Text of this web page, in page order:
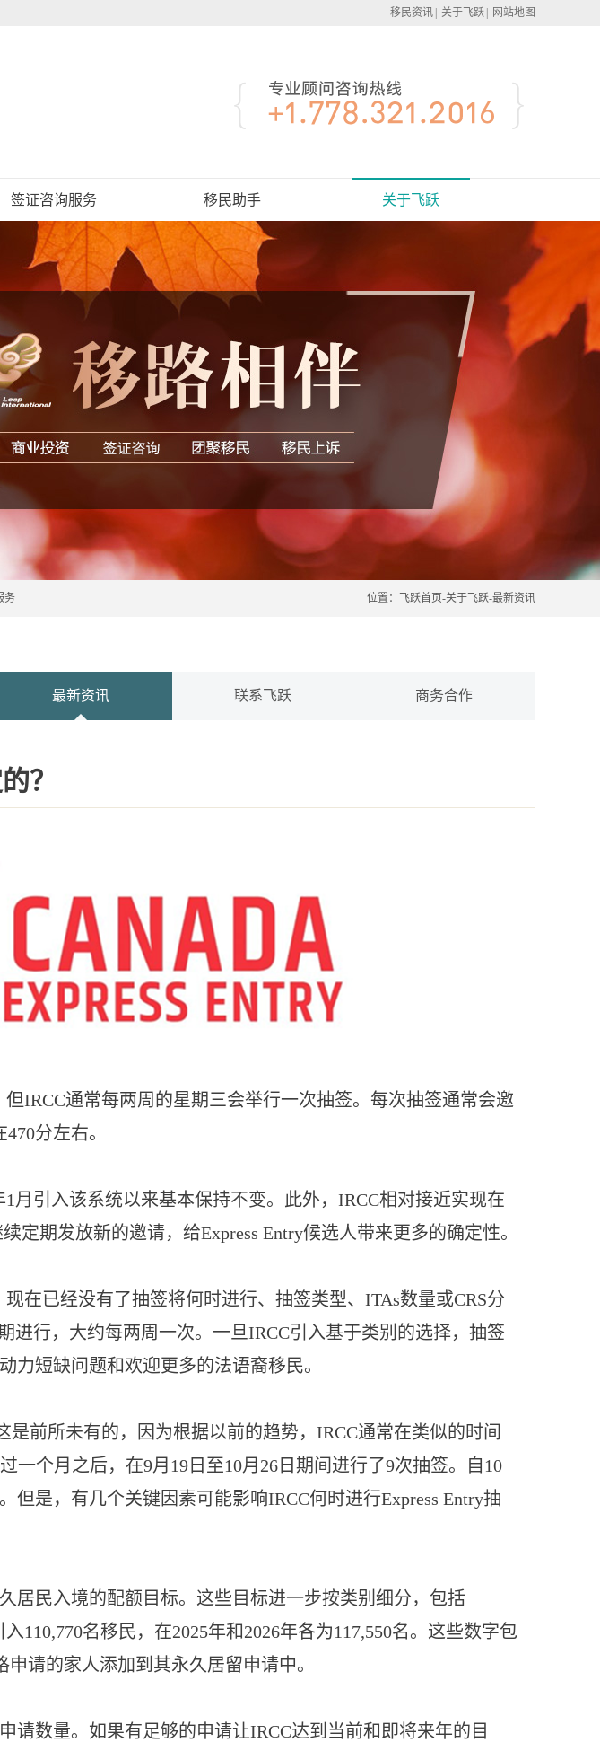
移民资讯 关于飞跃 网站地图
签证咨询服务 移民助手 关于飞跃
务 位置： 飞跃首页-关于飞跃-最新资讯
最新资讯 联系飞跃 商务合作
？
IRCC通常每两周的星期三会举行一次抽签。每次抽签通常会邀
分左右。
月引入该系统以来基本保持不变。此外，IRCC相对接近实现在
定期发放新的邀请，给Express Entry候选人带来更多的确定性。
在已经没有了抽签将何时进行、抽签类型、ITAs数量或CRS分
进行，大约每两周一次。一旦IRCC引入基于类别的选择，抽签
力短缺问题和欢迎更多的法语裔移民。
是前所未有的，因为根据以前的趋势，IRCC通常在类似的时间
一个月之后，在9月19日至10月26日期间进行了9次抽签。自10
是，有几个关键因素可能影响IRCC何时进行Express Entry抽
居民入境的配额目标。这些目标进一步按类别细分，包括
110,770名移民，在2025年和2026年各为117,550名。这些数字包
请的家人添加到其永久居留申请中。
请数量。如果有足够的申请让IRCC达到当前和即将来年的目